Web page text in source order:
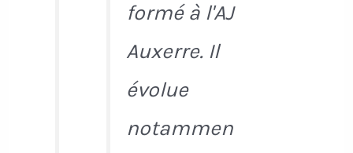
formé à l'AJ
Auxerre. Il
évolue
notammen